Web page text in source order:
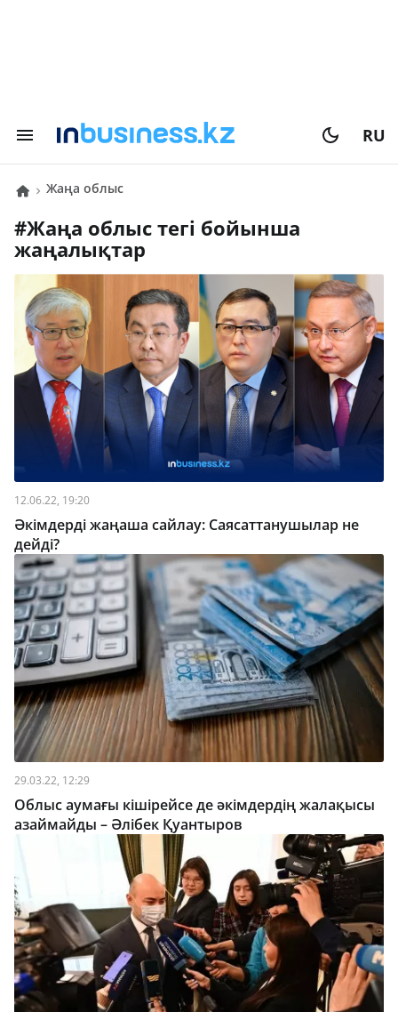
RU
жаңа облыс
# жаңа облыс тегі бойынша
жаңалықтар
12.06.22, 19:20
Әкімдерді жаңаша сайлау: Саясаттанушылар не
дейді?
29.03.22, 12:29
Облыс аумағы кішірейсе де әкімдердің жалақысы
азаймайды – Әлібек Қуантыров